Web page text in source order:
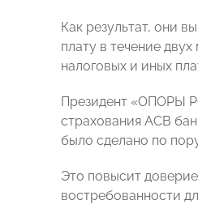
Как результат, они
плату в течение
налоговых и иных
Президент «ОПОРЫ
страхования АСВ
было сделано по
Это повысит
востребованности